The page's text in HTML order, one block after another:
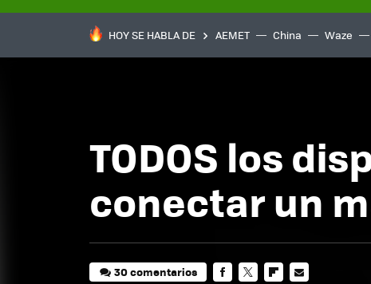
HOY SE HABLA DE AEMET China Waze
TODOS los
conectar un
30 comentarios